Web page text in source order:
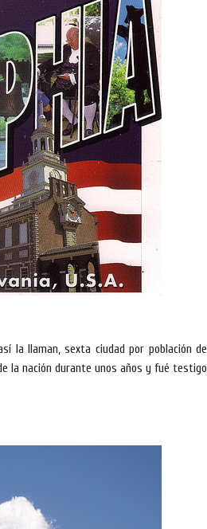
la llaman, sexta ciudad por población de
la nación durante unos años y fué testigo